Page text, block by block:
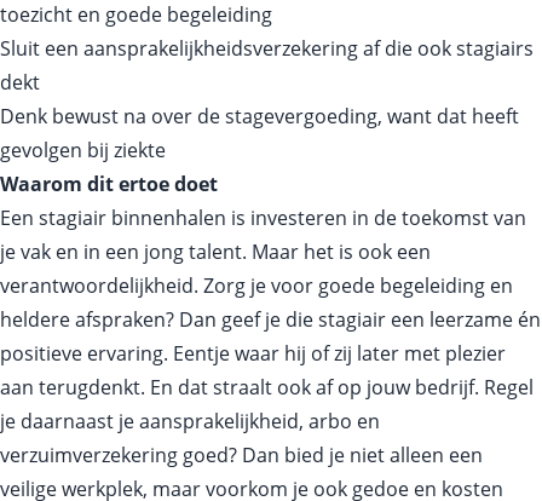
toezicht en goede begeleiding
Sluit een aansprakelijkheidsverzekering af die ook stagiairs
dekt
Denk bewust na over de stagevergoeding, want dat heeft
gevolgen bij ziekte
Waarom dit ertoe doet
Een stagiair binnenhalen is investeren in de toekomst van
je vak en in een jong talent. Maar het is ook een
verantwoordelijkheid. Zorg je voor goede begeleiding en
heldere afspraken? Dan geef je die stagiair een leerzame én
positieve ervaring. Eentje waar hij of zij later met plezier
aan terugdenkt. En dat straalt ook af op jouw bedrijf. Regel
je daarnaast je aansprakelijkheid, arbo en
verzuimverzekering goed? Dan bied je niet alleen een
veilige werkplek, maar voorkom je ook gedoe en kosten